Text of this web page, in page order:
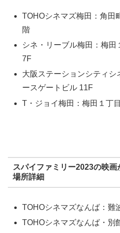
TOHOシネマズ梅田：角田
階
シネ・リーブル梅田：梅
7F
大阪ステーションシティシ
ースゲートビル 11F
T・ジョイ梅田：梅田１丁
スパイファミリー2023の映
場所詳細
TOHOシネマズなんば：難
TOHOシネマズなんば・別